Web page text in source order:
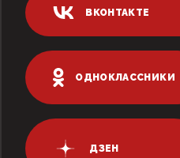
ВКОНТАКТЕ
ОДНОКЛАССНИКИ
ДЗЕН